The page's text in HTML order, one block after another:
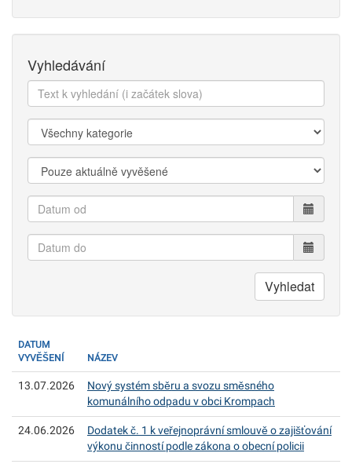
Vyhledávání
Text
k
vyhledání:
Kategorie:
Zobrazit:
Datum
od
Datum
do
Vyhledat
DATUM
VYVĚŠENÍ
NÁZEV
13.07.2026
Nový systém sběru a svozu směsného
komunálního odpadu v obci Krompach
24.06.2026
Dodatek č. 1 k veřejnoprávní smlouvě o zajišťování
výkonu činností podle zákona o obecní policii